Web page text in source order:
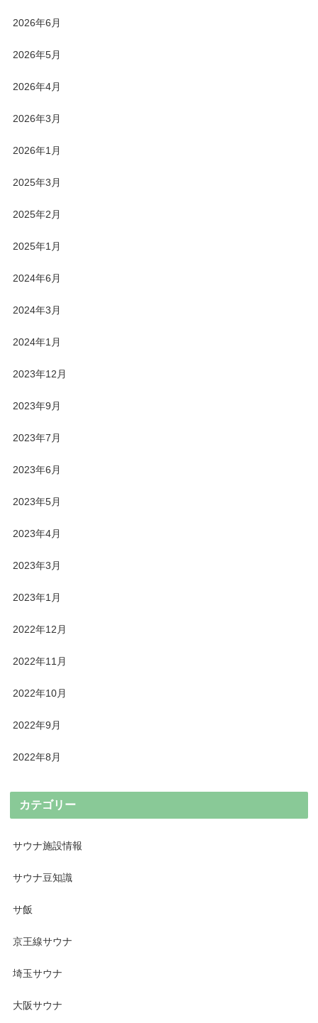
2026年6月
2026年5月
2026年4月
2026年3月
2026年1月
2025年3月
2025年2月
2025年1月
2024年6月
2024年3月
2024年1月
2023年12月
2023年9月
2023年7月
2023年6月
2023年5月
2023年4月
2023年3月
2023年1月
2022年12月
2022年11月
2022年10月
2022年9月
2022年8月
カテゴリー
サウナ施設情報
サウナ豆知識
サ飯
京王線サウナ
埼玉サウナ
大阪サウナ